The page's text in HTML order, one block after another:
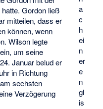
a
c
h
ei
n
er
e
n
gl
is
Gordon ließ
mitteilen, dass er
können, wenn
Wilson legte
um seine
Januar belud er
in Richtung
sechsten
Verzögerung